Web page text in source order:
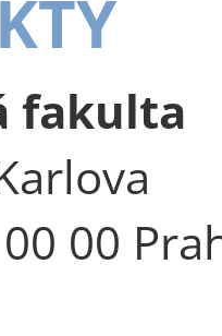
fakulta
00